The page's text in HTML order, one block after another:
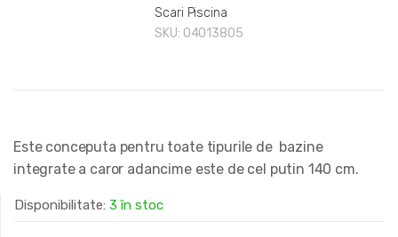
Scari Piscina
SKU: 04013805
Este conceputa pentru toate tipurile de bazine
integrate a caror adancime este de cel putin 140 cm.
Disponibilitate: 3 în stoc